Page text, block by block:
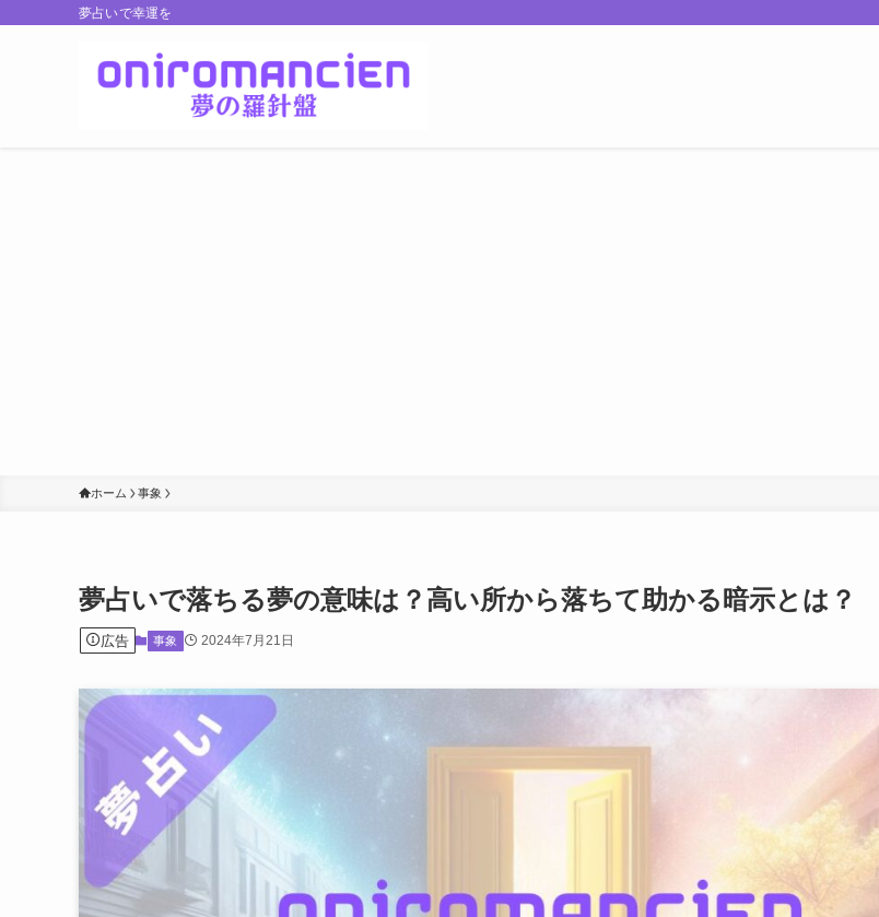
夢占いで幸運を
ホーム 事象
夢占いで落ちる夢の意味は？高い所から落ちて助かる暗示とは？
広告 事象 2024年7月21日